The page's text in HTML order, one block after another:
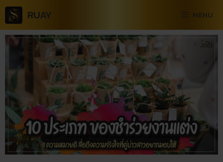
RUAY MENU